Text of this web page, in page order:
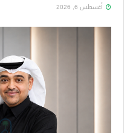
أغسطس 6, 2026